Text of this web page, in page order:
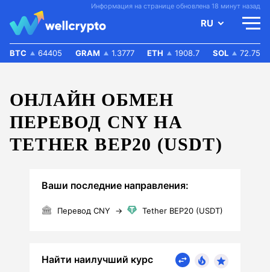
Информация на странице обновлена 18 минут назад
RU
BTC 64405 GRAM 1.3777 ETH 1908.7 SOL 72.75
ОНЛАЙН ОБМЕН
ПЕРЕВОД CNY НА
TETHER BEP20 (USDT)
Ваши последние направления:
Перевод CNY → Tether BEP20 (USDT)
Найти наилучший курс